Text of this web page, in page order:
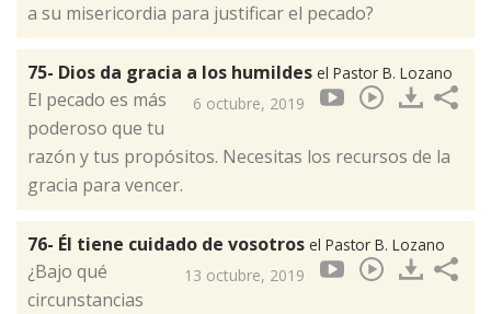
a su misericordia para justificar el pecado?
75- Dios da gracia a los humildes el Pastor B. Lozano
6 octubre, 2019
El pecado es más
poderoso que tu
razón y tus propósitos. Necesitas los recursos de la
gracia para vencer.
76- Él tiene cuidado de vosotros el Pastor B. Lozano
13 octubre, 2019
¿Bajo qué
circunstancias